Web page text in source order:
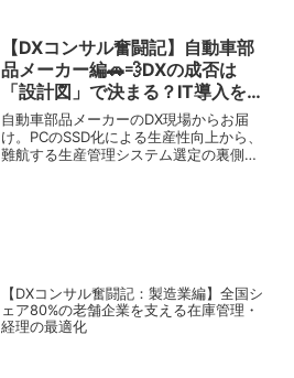
するスキルが求められます。
【DXコンサル奮闘記】自動車部
品メーカー編🚗💨DXの成否は
「設計図」で決まる？IT導入を家
づくりに例えて解説
自動車部品メーカーのDX現場からお届
け。PCのSSD化による生産性向上から、
難航する生産管理システム選定の裏側ま
【DXコンサル奮闘記：製造業編】全国シ
ェア80%の老舗企業を支える在庫管理・
経理の最適化